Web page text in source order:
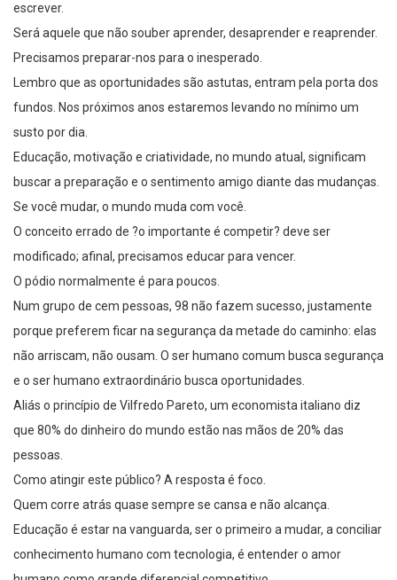
escrever.
Será aquele que não souber aprender, desaprender e reaprender.
Precisamos preparar-nos para o inesperado.
Lembro que as oportunidades são astutas, entram pela porta dos
fundos. Nos próximos anos estaremos levando no mínimo um
susto por dia.
Educação, motivação e criatividade, no mundo atual, significam
buscar a preparação e o sentimento amigo diante das mudanças.
Se você mudar, o mundo muda com você.
O conceito errado de ?o importante é competir? deve ser
modificado; afinal, precisamos educar para vencer.
O pódio normalmente é para poucos.
Num grupo de cem pessoas, 98 não fazem sucesso, justamente
porque preferem ficar na segurança da metade do caminho: elas
não arriscam, não ousam. O ser humano comum busca segurança
e o ser humano extraordinário busca oportunidades.
Aliás o princípio de Vilfredo Pareto, um economista italiano diz
que 80% do dinheiro do mundo estão nas mãos de 20% das
pessoas.
Como atingir este público? A resposta é foco.
Quem corre atrás quase sempre se cansa e não alcança.
Educação é estar na vanguarda, ser o primeiro a mudar, a conciliar
conhecimento humano com tecnologia, é entender o amor